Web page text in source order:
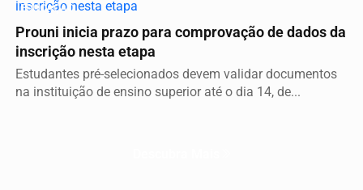
EDUCAÇÃO
Prouni inicia prazo para comprovação de dados da
inscrição nesta etapa
Estudantes pré-selecionados devem validar documentos
na instituição de ensino superior até o dia 14, de...